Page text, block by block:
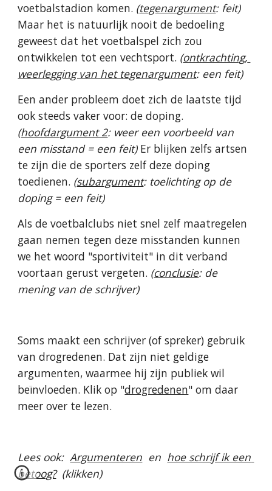
voetbalstadion komen. (tegenargument
: feit)
Maar het is natuurlijk nooit de bedoeling
geweest dat het voetbalspel zich zou
ontwikkelen tot een vechtsport. (ontkrachting,
weerlegging van het tegenargument: een feit)
Een ander probleem doet zich de laatste tijd
(hoofdargument 2: weer een voorbeeld van
een misstand = een feit) Er blijken zelfs artsen
te zijn die de sporters zelf deze doping
toedienen. (subargument: toelichting op de
doping = een feit)
Als de voetbalclubs niet snel zelf maatregelen
gaan nemen tegen deze misstanden kunnen
we het woord "sportiviteit" in dit verband
voortaan gerust vergeten. (conclusie: de
mening van de schrijver)
Soms maakt een schrijver (of spreker) gebruik
van drogredenen. Dat zijn niet geldige
argumenten, waarmee hij zijn publiek wil
beïnvloeden. Klik op "drogredenen" om daar
meer over te lezen.
Lees ook: Argumenteren
  en
hoe schrijf ik een
betoog?
  (klikken)